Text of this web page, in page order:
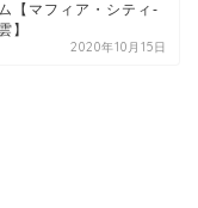
【マフィア・シティ-
】
2020年10月15日